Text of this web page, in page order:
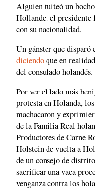
Alguien tuiteó un
Hollande, el presidente
con su nacionalidad.
Un gánster que disparó
diciendoque en
del consulado holandés.
Por ver el lado más
protesta en Holanda,
machacaron y
de la Familia Real
Productores de Carne
Holstein de vuelta a
de un consejo de
sacrificar una vaca
venganza contra los